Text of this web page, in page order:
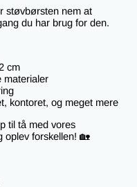
støvbørsten nem at
du har brug for den.
cm
materialer
kontoret, og meget mere
til tå med vores
oplev forskellen! 🏡